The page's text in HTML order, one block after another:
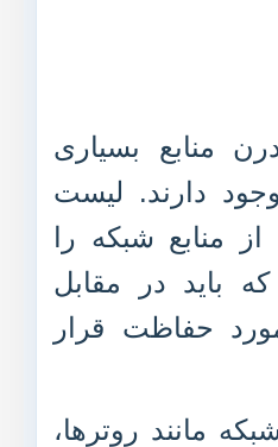
منابع بسیاری
دارند. لیست
منابع شبکه را
باید در مقابل
حفاظت قرار
مانند روترها،